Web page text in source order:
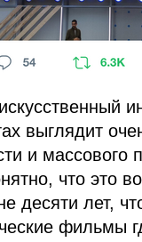
выглядит
и массового
что это
десяти лет,
фильмы